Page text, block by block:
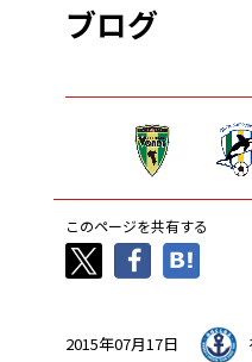
ブログ
このページを共有する
2015年07月17日